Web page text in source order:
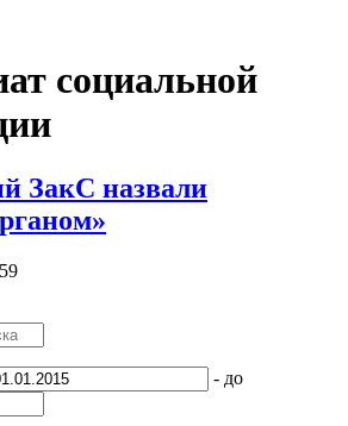
социальной
ЗакС назвали
- до